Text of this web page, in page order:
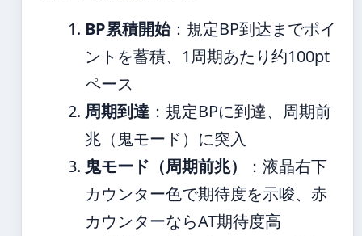
BP累積開始：規定BP到达までポイ
ントを蓄積、1周期あたり约100pt
ペース
周期到達 ：規定BPに到達、周期前
兆（鬼モード）に突入
鬼モード（周期前兆）
：液晶右下
カウンター色で期待度を示唆、赤
カウンターならAT期待度高